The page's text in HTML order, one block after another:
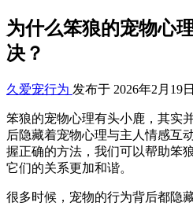
为什么笨狼的宠物心
决？
久爱宠行为 发布于 2026年2月19日
笨狼的宠物心理有头小鹿，其实
后隐藏着宠物心理与主人情感互
握正确的方法，我们可以帮助笨
它们的关系更加和谐。
很多时候，宠物的行为背后都隐